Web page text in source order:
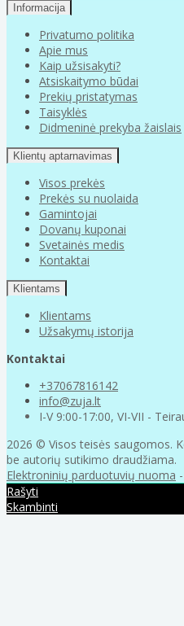
Informacija
Privatumo politika
Apie mus
Kaip užsisakyti?
Atsiskaitymo būdai
Prekių pristatymas
Taisyklės
Didmeninė prekyba žaislais
Klientų aptarnavimas
Visos prekės
Prekės su nuolaida
Gamintojai
Dovanų kuponai
Svetainės medis
Kontaktai
Klientams
Klientams
Užsakymų istorija
Kontaktai
+37067816142
info@zuja.lt
I-V 9:00-17:00, VI-VII -
2026 © Visos teisės saugomos.
be autorių sutikimo draudžiama.
Elektroninių parduotuvių nuoma -
Rašyti
Skambinti